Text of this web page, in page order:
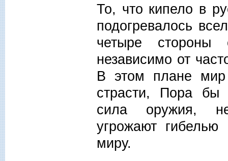
То, что кипело в
подогревалось
четыре стороны
независимо от
В этом плане
страсти, Пора бы
сила оружия,
угрожают
миру.